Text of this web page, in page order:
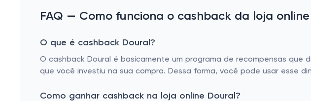
FAQ — Como funciona o cashback da loja online
O que é cashback Doural?
O cashback Doural é basicamente um programa de recompensas
que você investiu na sua compra. Dessa forma, você pode usar esse
Como ganhar cashback na loja online Doural?